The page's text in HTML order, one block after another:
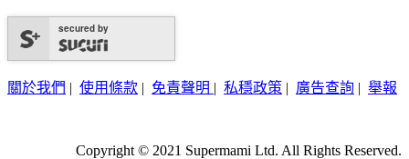
secured by
關於我們 | 使用條款 | 免責聲明 | 私穩政策 | 廣告查詢 | 舉報
Copyright © 2021 Supermami Ltd. All Rights Reserved.